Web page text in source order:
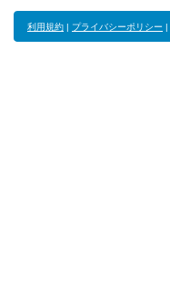
利用規約 | プライバシーポリシー |